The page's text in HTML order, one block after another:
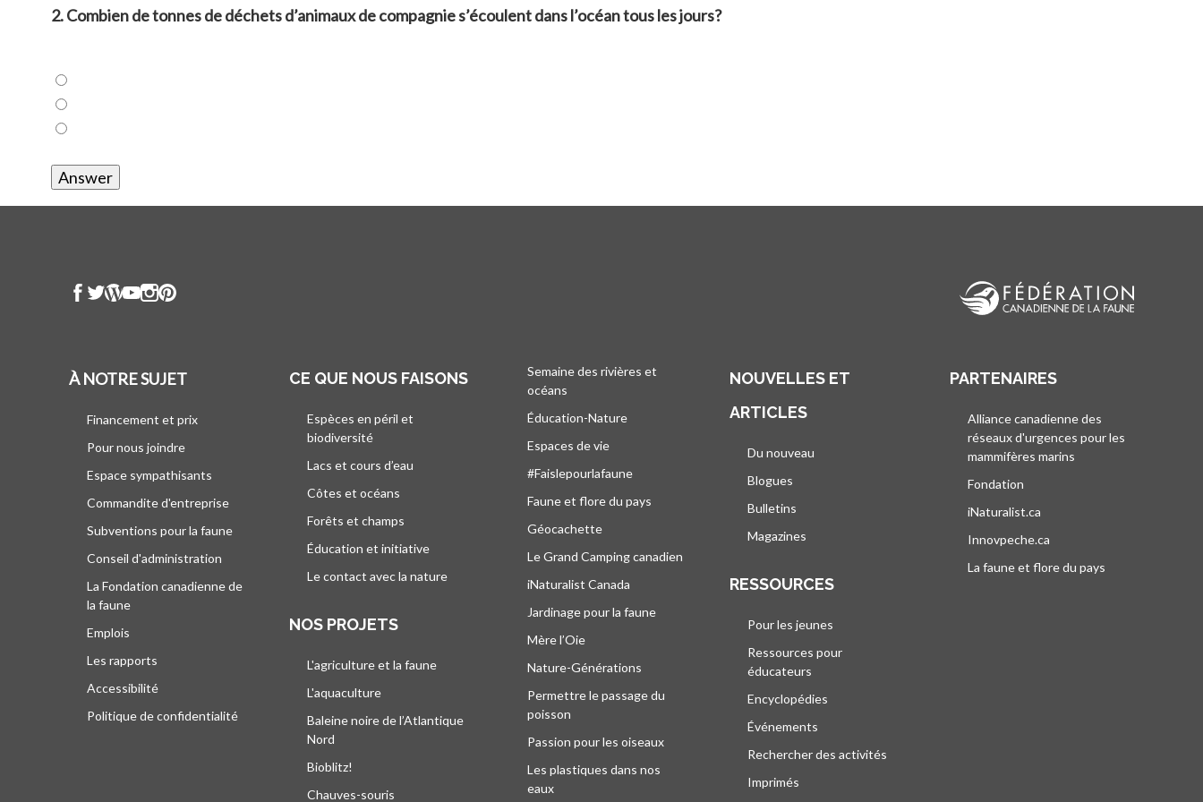
2. Combien de tonnes de déchets d’animaux de compagnie s’écoulent dans l’océan tous les jours?
À NOTRE SUJET
Financement et prix
Pour nous joindre
Espace sympathisants
Commandite d'entreprise
Subventions pour la faune
Conseil d'administration
La Fondation canadienne de
la faune
Emplois
Les rapports
Accessibilité
Politique de confidentialité
CE QUE NOUS FAISONS
Espèces en péril et
biodiversité
Lacs et cours d’eau
Côtes et océans
Forêts et champs
Éducation et initiative
Le contact avec la nature
NOS PROJETS
L'agriculture et la faune
L'aquaculture
Baleine noire de l’Atlantique
Nord
Bioblitz!
Chauves-souris
Semaine des rivières et
océans
Éducation-Nature
Espaces de vie
#Faislepourlafaune
Faune et flore du pays
Géocachette
Le Grand Camping canadien
iNaturalist Canada
Jardinage pour la faune
Mère l’Oie
Nature-Générations
Permettre le passage du
poisson
Passion pour les oiseaux
Les plastiques dans nos
eaux
NOUVELLES ET
ARTICLES
Du nouveau
Blogues
Bulletins
Magazines
RESSOURCES
Pour les jeunes
Ressources pour
éducateurs
Encyclopédies
Événements
Rechercher des activités
Imprimés
PARTENAIRES
Alliance canadienne des
réseaux d'urgences pour les
mammifères marins
Fondation
iNaturalist.ca
Innovpeche.ca
La faune et flore du pays